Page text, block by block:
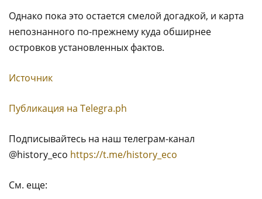
Однако пока это остается смелой догадкой, и карта
непознанного по-прежнему куда обширнее
островков установленных фактов.
Источник
Публикация на Тelegra.ph
Подписывайтесь нa наш телеграм-канал
@history_eco https://t.me/history_eco
См. еще: